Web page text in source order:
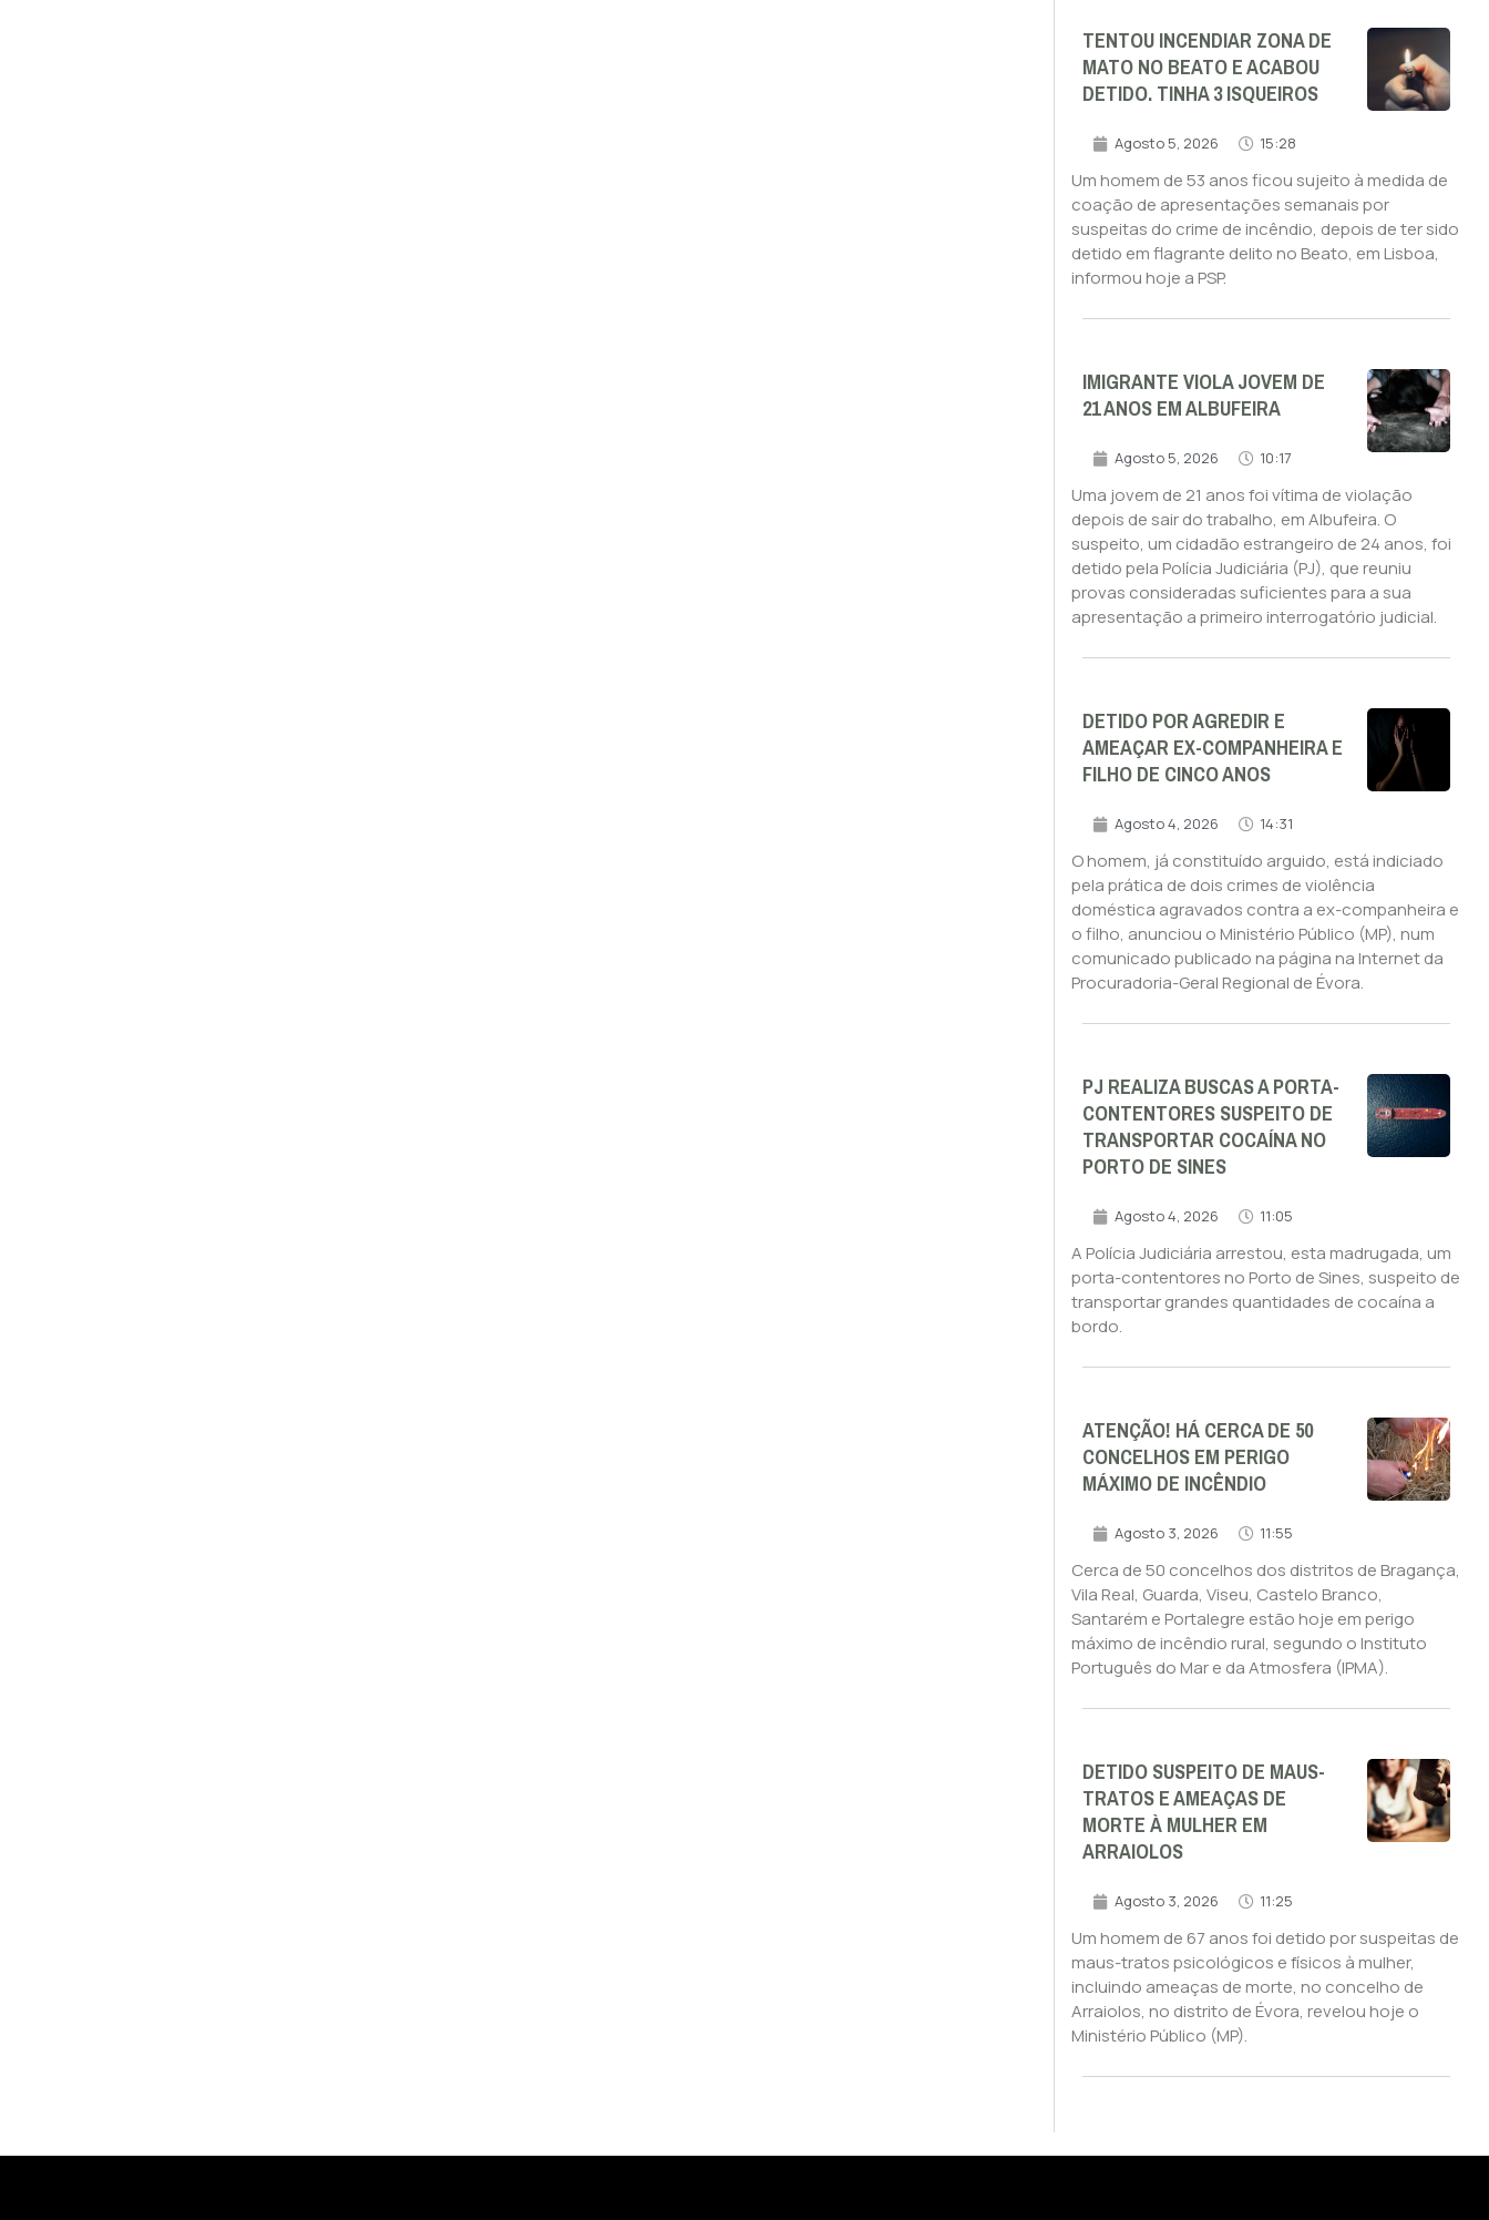
TENTOU INCENDIAR ZONA DE
MATO NO BEATO E ACABOU
DETIDO. TINHA 3 ISQUEIROS
Agosto 5, 2026 15:28
Um homem de 53 anos ficou sujeito à medida de
coação de apresentações semanais por
suspeitas do crime de incêndio, depois de ter sido
detido em flagrante delito no Beato, em Lisboa,
informou hoje a PSP.
IMIGRANTE VIOLA JOVEM DE
21 ANOS EM ALBUFEIRA
Agosto 5, 2026 10:17
Uma jovem de 21 anos foi vítima de violação
depois de sair do trabalho, em Albufeira. O
suspeito, um cidadão estrangeiro de 24 anos, foi
detido pela Polícia Judiciária (PJ), que reuniu
provas consideradas suficientes para a sua
apresentação a primeiro interrogatório judicial.
DETIDO POR AGREDIR E
AMEAÇAR EX-COMPANHEIRA E
FILHO DE CINCO ANOS
Agosto 4, 2026 14:31
O homem, já constituído arguido, está indiciado
pela prática de dois crimes de violência
doméstica agravados contra a ex-companheira e
o filho, anunciou o Ministério Público (MP), num
comunicado publicado na página na Internet da
Procuradoria-Geral Regional de Évora.
PJ REALIZA BUSCAS A PORTA-
CONTENTORES SUSPEITO DE
TRANSPORTAR COCAÍNA NO
PORTO DE SINES
Agosto 4, 2026 11:05
A Polícia Judiciária arrestou, esta madrugada, um
porta-contentores no Porto de Sines, suspeito de
transportar grandes quantidades de cocaína a
bordo.
ATENÇÃO! HÁ CERCA DE 50
CONCELHOS EM PERIGO
MÁXIMO DE INCÊNDIO
Agosto 3, 2026 11:55
Cerca de 50 concelhos dos distritos de Bragança,
Vila Real, Guarda, Viseu, Castelo Branco,
Santarém e Portalegre estão hoje em perigo
máximo de incêndio rural, segundo o Instituto
Português do Mar e da Atmosfera (IPMA).
DETIDO SUSPEITO DE MAUS-
TRATOS E AMEAÇAS DE
MORTE À MULHER EM
ARRAIOLOS
Agosto 3, 2026 11:25
Um homem de 67 anos foi detido por suspeitas de
maus-tratos psicológicos e físicos à mulher,
incluindo ameaças de morte, no concelho de
Arraiolos, no distrito de Évora, revelou hoje o
Ministério Público (MP).